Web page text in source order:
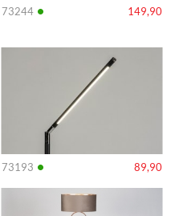
73244 • 149,90
73193 • 89,90
Info
Info